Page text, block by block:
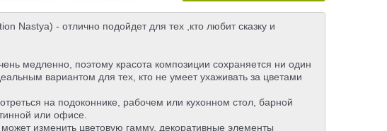
Nastya) - отлично подойдет для тех ,кто любит сказку и
медленно, поэтому красота композиции сохраняется ни один
вариантом для тех, кто не умеет ухаживать за цветами
на подоконнике, рабочем или кухонном стол, барной
или офисе.
может изменить цветовую гамму, декоративные элементы